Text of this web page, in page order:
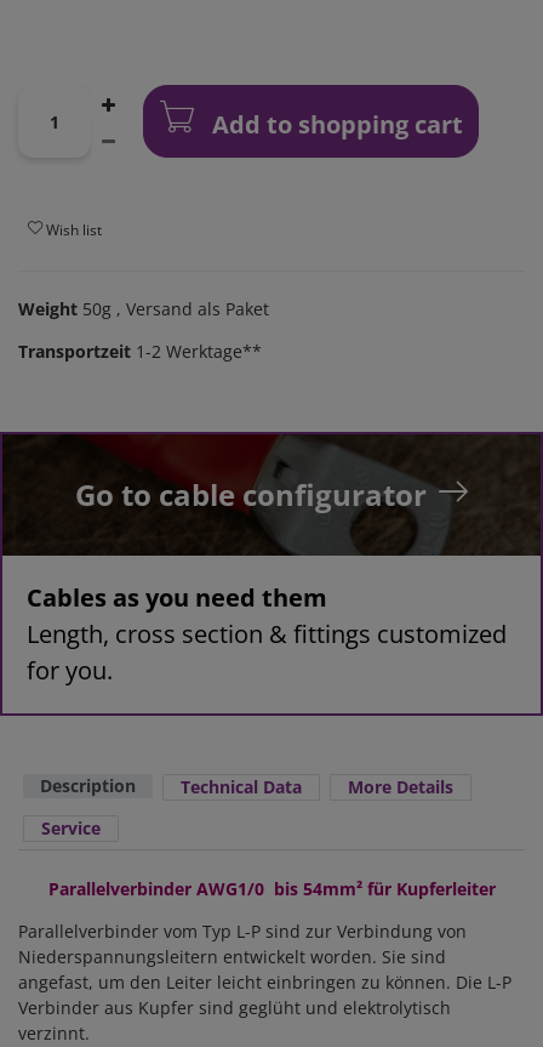
Add to shopping cart
Wish list
Weight 50g , Versand als Paket
Transportzeit 1-2 Werktage**
Go to cable configurator
Cables as you need them
Length, cross section & fittings customized
for you.
Description Technical Data
More Details
Service
Parallelverbinder AWG1/0 bis 54mm² für Kupferleiter
Parallelverbinder vom Typ L-P sind zur Verbindung von
Niederspannungsleitern entwickelt worden. Sie sind
angefast, um den Leiter leicht einbringen zu können. Die L-P
Verbinder aus Kupfer sind geglüht und elektrolytisch
verzinnt.